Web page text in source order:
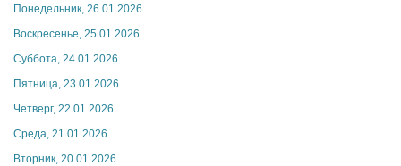
Понедельник, 26.01.2026.
Воскресенье, 25.01.2026.
Суббота, 24.01.2026.
Пятница, 23.01.2026.
Четверг, 22.01.2026.
Среда, 21.01.2026.
Вторник, 20.01.2026.